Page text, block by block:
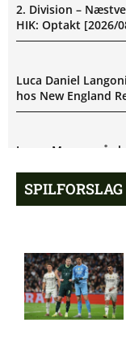
2. Division –
HIK: Optakt [2026/
Luca Daniel
hos New England
James Maurer på
Major League
England Revolution
Houston Dynamo: